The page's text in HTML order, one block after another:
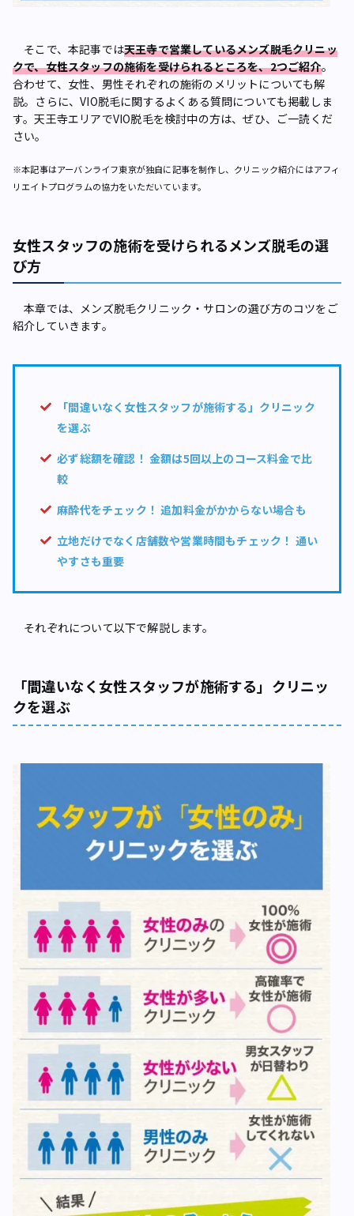
そこで、本記事では天王寺で営業しているメンズ脱毛クリニッ
クで、女性スタッフの施術を受けられるところを、2つご紹介。
合わせて、女性、男性それぞれの施術のメリットについても解
説。さらに、VIO脱毛に関するよくある質問についても掲載しま
す。天王寺エリアでVIO脱毛を検討中の方は、ぜひ、ご一読くだ
さい。
※本記事はアーバンライフ東京が独自に記事を制作し、クリニック紹介にはアフィ
リエイトプログラムの協力をいただいています。
女性スタッフの施術を受けられるメンズ脱毛の選
び方
本章では、メンズ脱毛クリニック・サロンの選び方のコツをご
紹介していきます。
「間違いなく女性スタッフが施術する」クリニック
を選ぶ
必ず総額を確認！ 金額は5回以上のコース料金で比
較
麻酔代をチェック！ 追加料金がかからない場合も
立地だけでなく店舗数や営業時間もチェック！ 通い
やすさも重要
それぞれについて以下で解説します。
「間違いなく女性スタッフが施術する」クリニッ
クを選ぶ